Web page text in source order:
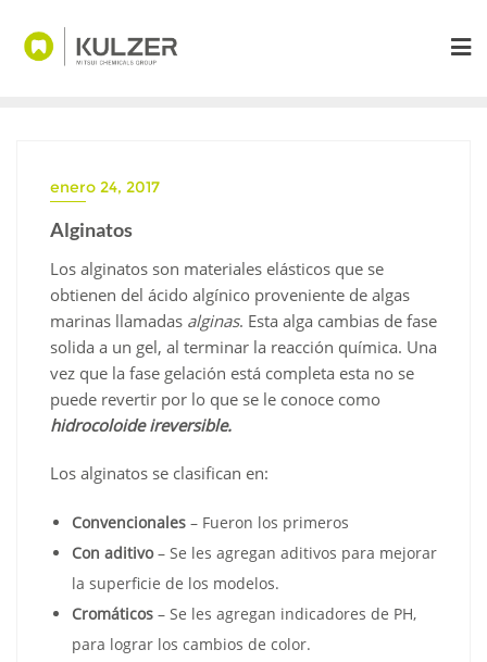
contenido
enero 24, 2017
Alginatos
Los alginatos son materiales elásticos que se
obtienen del ácido algínico proveniente de algas
marinas llamadas alginas. Esta alga cambias de fase
solida a un gel, al terminar la reacción química. Una
vez que la fase gelación está completa esta no se
puede revertir por lo que se le conoce como
hidrocoloide ireversible.
Los alginatos se clasifican en:
Convencionales – Fueron los primeros
Con aditivo– Se les agregan aditivos para mejorar
la superficie de los modelos.
Cromáticos – Se les agregan indicadores de PH,
para lograr los cambios de color.